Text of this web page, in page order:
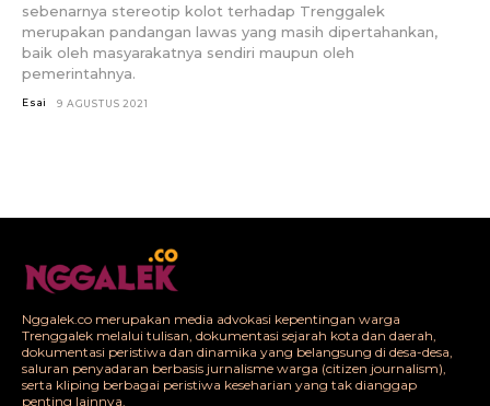
sebenarnya stereotip kolot terhadap Trenggalek
merupakan pandangan lawas yang masih dipertahankan,
baik oleh masyarakatnya sendiri maupun oleh
pemerintahnya.
Esai 9 AGUSTUS 2021
Nggalek.co merupakan media advokasi kepentingan warga
Trenggalek melalui tulisan, dokumentasi sejarah kota dan daerah,
dokumentasi peristiwa dan dinamika yang belangsung di desa-desa,
saluran penyadaran berbasis jurnalisme warga (citizen journalism),
serta kliping berbagai peristiwa keseharian yang tak dianggap
penting lainnya.